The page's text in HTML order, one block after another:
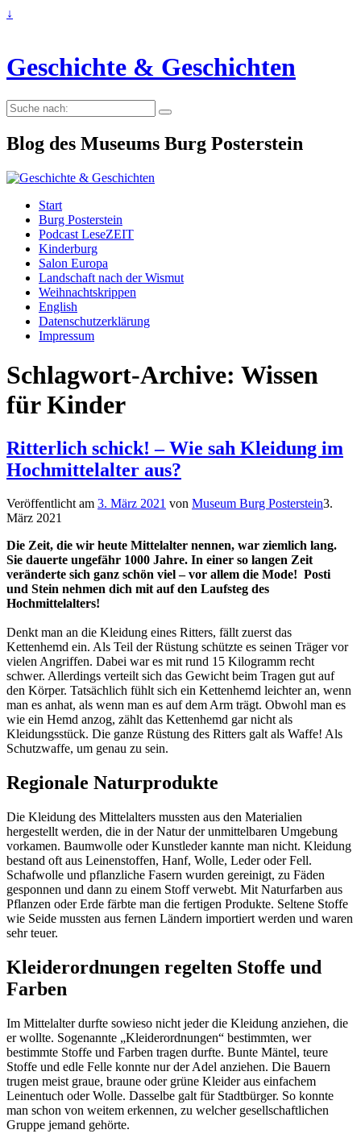
↓
Geschichte & Geschichten
Suche
nach:
Blog des Museums Burg Posterstein
Start
Burg Posterstein
Podcast LeseZEIT
Kinderburg
Salon Europa
Landschaft nach der Wismut
Weihnachtskrippen
English
Datenschutzerklärung
Impressum
Schlagwort-Archive: Wissen
für Kinder
Ritterlich schick! – Wie sah Kleidung im
Hochmittelalter aus?
Veröffentlicht am 3. März 2021 von Museum Burg Posterstein3.
März 2021
Die Zeit, die wir heute Mittelalter nennen, war ziemlich lang.
Sie dauerte ungefähr 1000 Jahre. In einer so langen Zeit
veränderte sich ganz schön viel – vor allem die Mode! Posti
und Stein nehmen dich mit auf den Laufsteg des
Hochmittelalters!
Denkt man an die Kleidung eines Ritters, fällt zuerst das
Kettenhemd ein. Als Teil der Rüstung schützte es seinen Träger vor
vielen Angriffen. Dabei war es mit rund 15 Kilogramm recht
schwer. Allerdings verteilt sich das Gewicht beim Tragen gut auf
den Körper. Tatsächlich fühlt sich ein Kettenhemd leichter an, wenn
man es anhat, als wenn man es auf dem Arm trägt. Obwohl man es
wie ein Hemd anzog, zählt das Kettenhemd gar nicht als
Kleidungsstück. Die ganze Rüstung des Ritters galt als Waffe! Als
Schutzwaffe, um genau zu sein.
Regionale Naturprodukte
Die Kleidung des Mittelalters mussten aus den Materialien
hergestellt werden, die in der Natur der unmittelbaren Umgebung
vorkamen. Baumwolle oder Kunstleder kannte man nicht. Kleidung
bestand oft aus Leinenstoffen, Hanf, Wolle, Leder oder Fell.
Schafwolle und pflanzliche Fasern wurden gereinigt, zu Fäden
gesponnen und dann zu einem Stoff verwebt. Mit Naturfarben aus
Pflanzen oder Erde färbte man die fertigen Produkte. Seltene Stoffe
wie Seide mussten aus fernen Ländern importiert werden und waren
sehr teuer.
Kleiderordnungen regelten Stoffe und
Farben
Im Mittelalter durfte sowieso nicht jeder die Kleidung anziehen, die
er wollte. Sogenannte „Kleiderordnungen“ bestimmten, wer
bestimmte Stoffe und Farben tragen durfte. Bunte Mäntel, teure
Stoffe und edle Felle konnte nur der Adel anziehen. Die Bauern
trugen meist graue, braune oder grüne Kleider aus einfachem
Leinentuch oder Wolle. Dasselbe galt für Stadtbürger. So konnte
man schon von weitem erkennen, zu welcher gesellschaftlichen
Gruppe jemand gehörte.